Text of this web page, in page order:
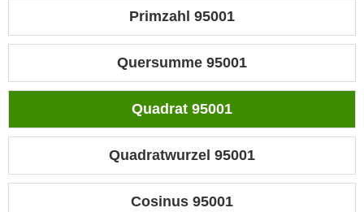
Primzahl 95001
Quersumme 95001
Quadrat 95001
Quadratwurzel 95001
Cosinus 95001